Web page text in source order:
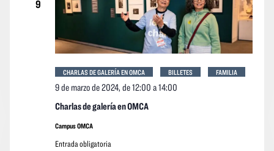
9
Charlas de galería en OMCA
9 de marzo de 2024, de 12:00 a14:00
CHARLAS DE GALERÍA EN OMCA BILLETES FAMILIA
Campus OMCA
Entrada obligatoria